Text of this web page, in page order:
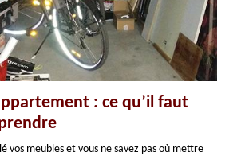
: ce qu’il faut
vos meubles et vous ne savez pas où mettre